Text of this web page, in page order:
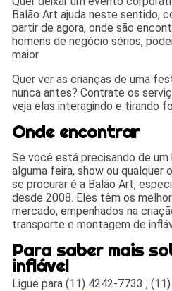
Balão Art ajuda neste sentido,
partir de agora, onde são
homens de negócio sérios,
maior.
Quer ver as crianças de uma
nunca antes? Contrate os
veja elas interagindo e tirando
Onde encontrar
Se você está precisando de
alguma feira, show ou qualquer
se procurar é a Balão Art,
desde 2008. Eles têm os
mercado, empenhados na
transporte e montagem de
Para saber mais
inflável
Ligue para(11) 4242-7733 ,